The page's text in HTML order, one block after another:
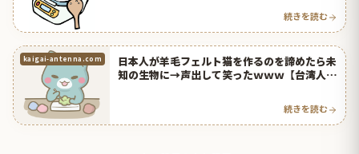
続きを読む
kaigai-antenna.com
日本人が羊毛フェルト猫を作るのを諦めたら未
知の生物に→声出して笑ったｗｗｗ【台湾人の
続きを読む